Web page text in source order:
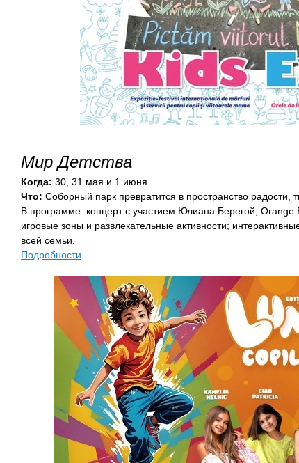
Мир Детства
Когда: 30, 31 мая и 1 июня.
Что: Соборный парк превратится в пространство радости,
В программе: концерт с участием Юлиана Берегой,
игровые зоны и развлекательные активности;
всей семьи.
Подробности